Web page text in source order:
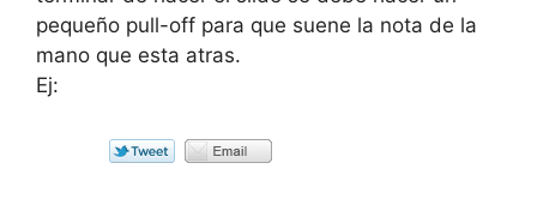
pequeño pull-off para que suene la nota de la
mano que esta atras.
Ej: